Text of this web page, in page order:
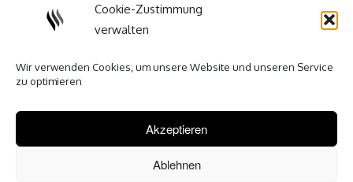
Cookie-Zustimmung
verwalten
Wir verwenden Cookies, um unsere Website und unseren Service
zu optimieren
Akzeptieren
Ablehnen
Social Media